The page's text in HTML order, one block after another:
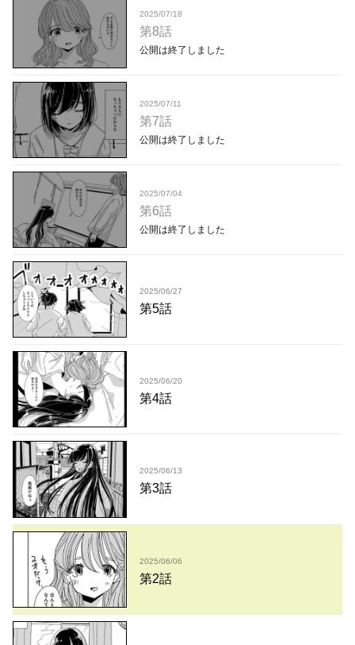
2025/07/18
第8話
公開は終了しました
2025/07/11
第7話
公開は終了しました
2025/07/04
第6話
公開は終了しました
2025/06/27
第5話
2025/06/20
第4話
2025/06/13
第3話
2025/06/06
第2話